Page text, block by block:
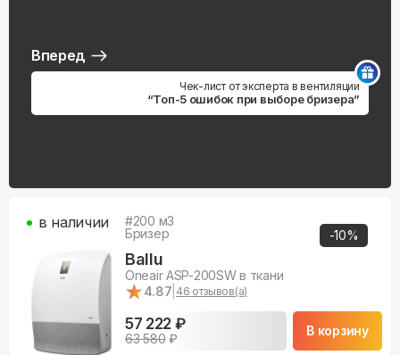
-10%
#200 м3
Бризер
Ballu
Oneair ASP-200SW в ткани
★
★4.87 46 отзывов(а)
57 222 ₽
63 580₽
В корзину
в наличии
Вперед
Чек-лист от эксперта в вентиляции
“Топ-5 ошибок при выборе бризера”